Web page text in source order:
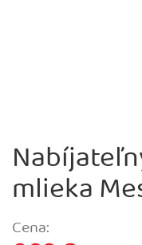
mlieka
Cena: